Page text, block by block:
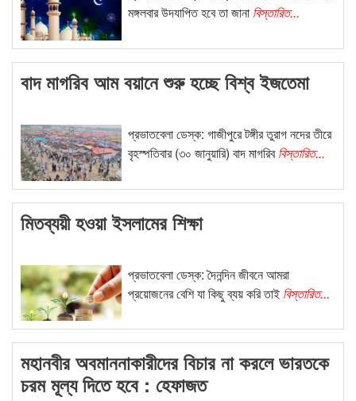
মঙ্গলবার উদযাপিত হবে তা জানা বিস্তারিত...
বাদ মাগরিব আম বয়ানে শুরু হচ্ছে বিশ্ব ইজতেমা
প্রভাতবেলা ডেস্ক: গাজীপুরে টঙ্গীর তুরাগ নদের তীরে
বৃহস্পতিবার (৩০ জানুয়ারি) বাদ মাগরিববিস্তারিত...
মিতব্যয়ী হওয়া ইসলামের শিক্ষা
প্রভাতবেলা ডেস্ক: দৈনন্দিন জীবনে আমরা
প্রয়োজনের বেশি যা কিছু ব্যয় করি তাই বিস্তারিত...
মহানবীর অবমাননাকারীদের বিচার না করলে ভারতকে
চরম মূল্য দিতে হবে : হেফাজত